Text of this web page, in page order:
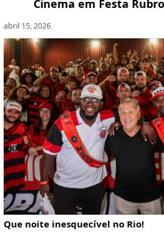
Cinema em Festa
abril 15, 2026
Que noite inesquecível no Rio!